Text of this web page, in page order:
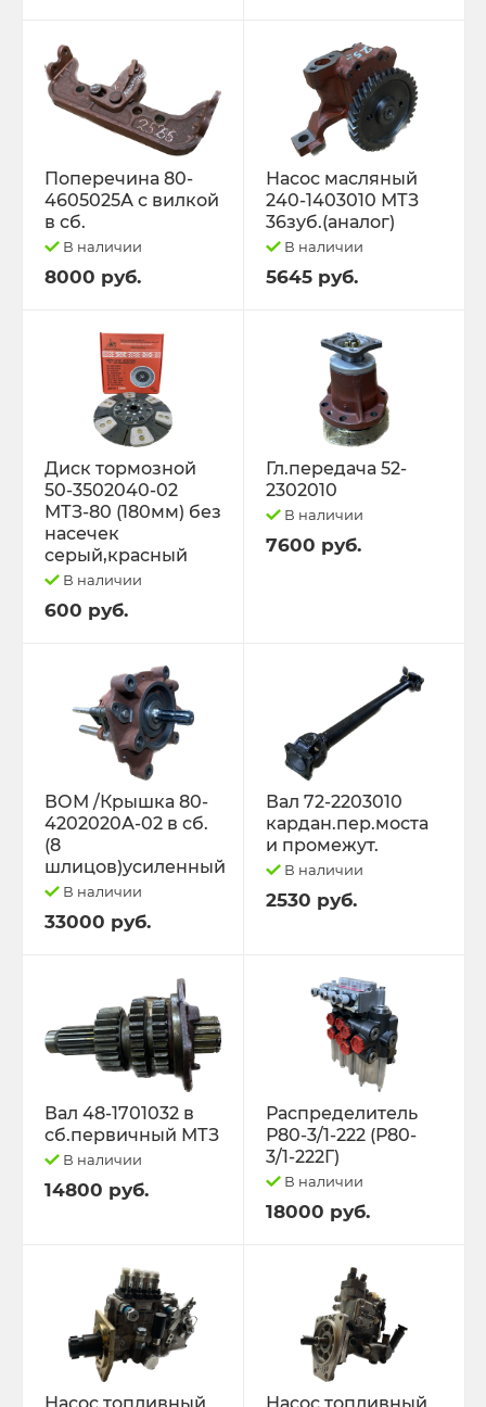
Поперечина 80-
4605025А с вилкой
в сб.
В наличии
8000 руб.
Насос масляный
240-1403010 МТЗ
36зуб.(аналог)
В наличии
5645 руб.
Диск тормозной
50-3502040-02
МТЗ-80 (180мм) без
насечек
серый,красный
В наличии
600 руб.
Гл.передача 52-
2302010
В наличии
7600 руб.
ВОМ /Крышка 80-
4202020А-02 в сб.
(8
шлицов)усиленный
В наличии
33000 руб.
Вал 72-2203010
кардан.пер.моста
и промежут.
В наличии
2530 руб.
Вал 48-1701032 в
сб.первичный МТЗ
В наличии
14800 руб.
Распределитель
Р80-3/1-222 (Р80-
3/1-222Г)
В наличии
18000 руб.